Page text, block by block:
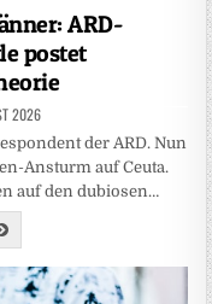
ARD-
postet
2026
der ARD. Nun
Ansturm auf Ceuta.
auf den dubiosen…